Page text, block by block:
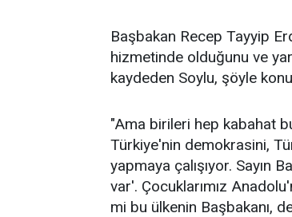
Başbakan Recep Tayyip
hizmetinde olduğunu ve
kaydeden Soylu, şöyle
"Ama birileri hep kabahat
Türkiye'nin demokrasini,
yapmaya çalışıyor. Sayın
var'. Çocuklarımız
mi bu ülkenin Başbakanı,